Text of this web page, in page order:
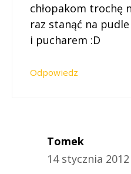
chłopakom trochę
raz stanąć na
i pucharem :D
Odpowiedz
Tomek
14 stycznia